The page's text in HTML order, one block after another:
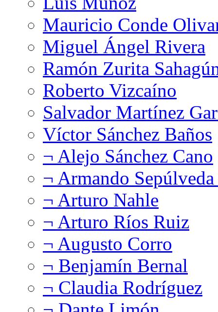
Mauricio Conde
Miguel Ángel Rivera
Ramón Zurita
Roberto Vizcaíno
Salvador Martínez
Víctor Sánchez Baños
¬ Alejo Sánchez Cano
¬ Armando
¬ Arturo Nahle
¬ Arturo Ríos Ruiz
¬ Augusto Corro
¬ Benjamín Bernal
¬ Claudia Rodríguez